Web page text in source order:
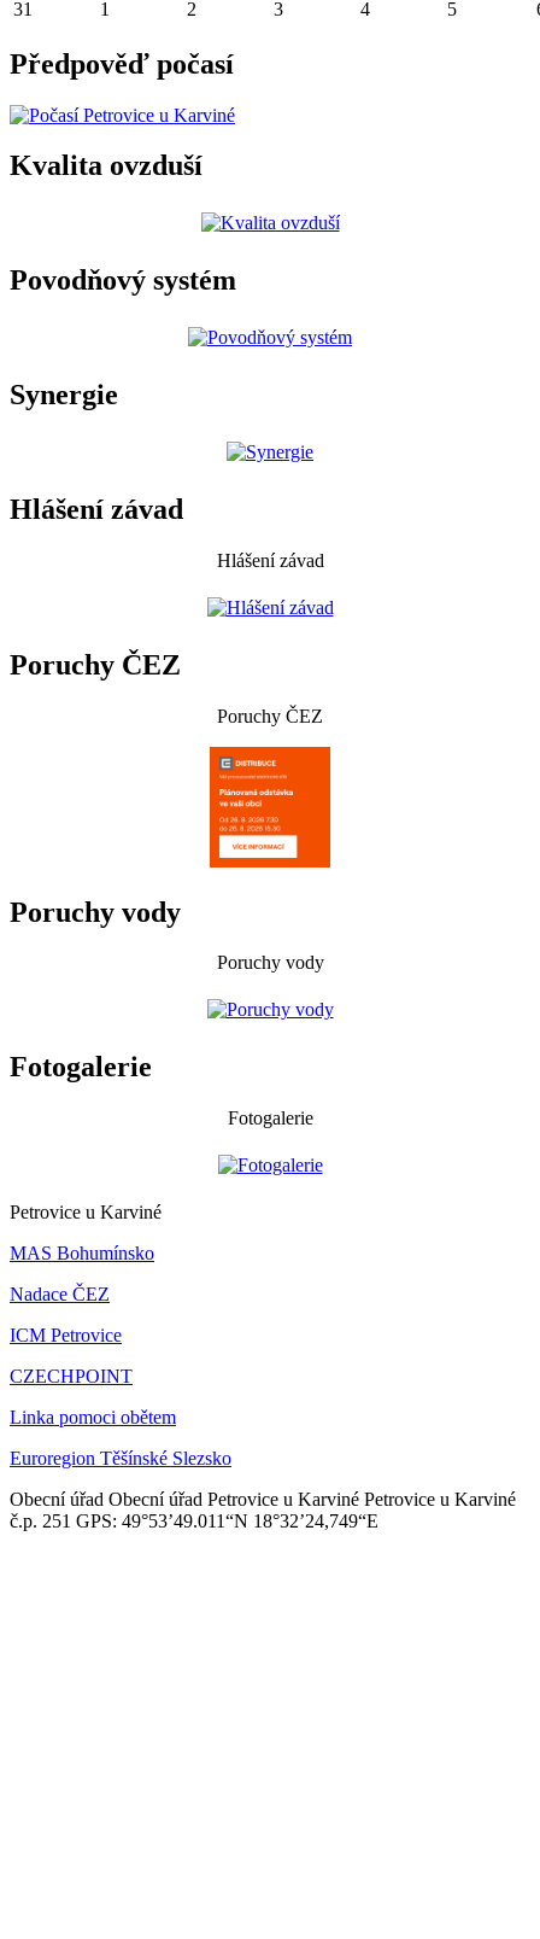
31 1 2 3 4 5
Předpověď počasí
Kvalita ovzduší
Povodňový systém
Synergie
Hlášení závad
Hlášení závad
Poruchy ČEZ
Poruchy ČEZ
Poruchy vody
Poruchy vody
Fotogalerie
Fotogalerie
Petrovice u Karviné
MAS Bohumínsko
Nadace ČEZ
ICM Petrovice
CZECHPOINT
Linka pomoci obětem
Euroregion Těšínské Slezsko
Obecní úřad Obecní úřad Petrovice u Karviné Petrovice u Karviné
č.p. 251 GPS: 49°53’49.011“N 18°32’24,749“E